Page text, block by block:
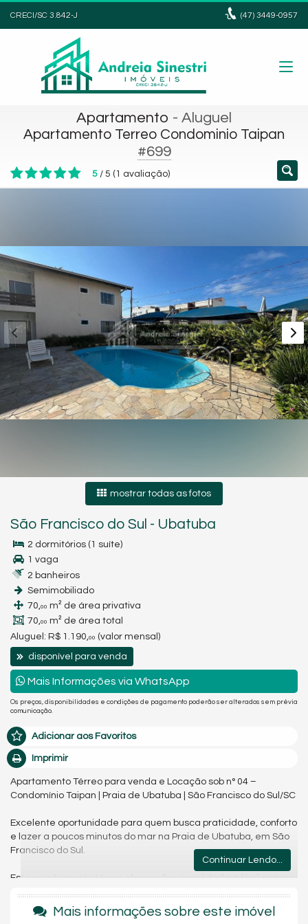
CRECI/SC 3.842-J (47)3449-0957
Apartamento - Aluguel
Apartamento Terreo Condominio Taipan
#699
5 / 5 ( 1 avaliação)
mostrar todas as fotos
São Francisco do Sul - Ubatuba
2 dormitórios (1 suíte)
1 vaga
2 banheiros
Semimobiliado
70,00 m² de área privativa
70,00 m² de área total
Aluguel: R$ 1.190,00 (valor mensal)
disponível para venda
Mais Informações via WhatsApp
Os preços, disponibilidades e condições de pagamento poderão ser alterados sem prévia
comunicação.
Adicionar aos Favoritos
Imprimir
Apartamento Térreo para venda e Locação sob n° 04 –
Condomínio Taipan | Praia de Ubatuba | São Francisco do Sul/SC
Excelente oportunidade para quem busca praticidade, conforto
e lazer a poucos minutos do mar na Praia de Ubatuba, em São
Francisco do Sul.
Este apartamento térreo oferece funcionalidade e fácil acesso,
Características do imóvel:
Continuar Lendo...
Mais informações sobre este imóvel